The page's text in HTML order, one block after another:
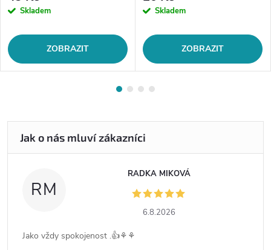
Skladem
ZOBRAZIT
Skladem
ZOBRAZIT
RM
RADKA MIKOVÁ
6.8.2026
Jako vždy spokojenost .👍⚘️⚘️